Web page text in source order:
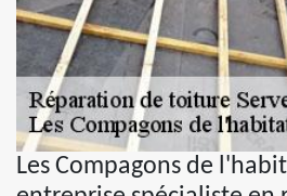
Les Compagons de